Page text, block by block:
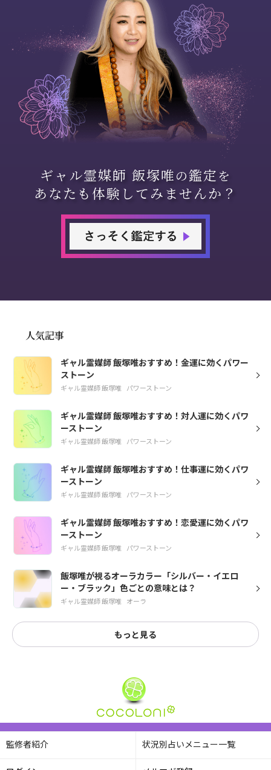
ギャル霊媒師 飯塚唯の鑑定 を
あなたも体験してみませんか？
人気記事
ギャル霊媒師 飯塚唯おすすめ！金運に効くパワー
ストーン
ギャル霊媒師 飯塚唯 パワーストーン
ギャル霊媒師 飯塚唯おすすめ！対人運に効くパワ
ーストーン
ギャル霊媒師 飯塚唯 パワーストーン
ギャル霊媒師 飯塚唯おすすめ！仕事運に効くパワ
ーストーン
ギャル霊媒師 飯塚唯 パワーストーン
ギャル霊媒師 飯塚唯おすすめ！恋愛運に効くパワ
ーストーン
ギャル霊媒師 飯塚唯 パワーストーン
飯塚唯が視るオーラカラー「シルバー・イエロ
ー・ブラック」色ごとの意味とは？
ギャル霊媒師 飯塚唯 オーラ
もっと見る
監修者紹介 状況別占いメニュー一覧